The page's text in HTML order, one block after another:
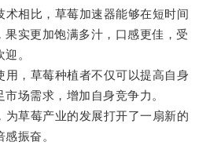
相比，草莓加速器能够在短时间
果实更加饱满多汁，口感更佳，受
。
，草莓种植者不仅可以提高自身
场需求，增加自身竞争力。
草莓产业的发展打开了一扇新的
振奋。